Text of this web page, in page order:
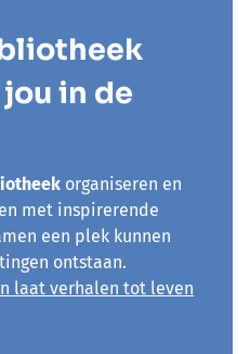
in de
organiseren en
met inspirerende
een plek kunnen
ontstaan.
laat verhalen tot leven